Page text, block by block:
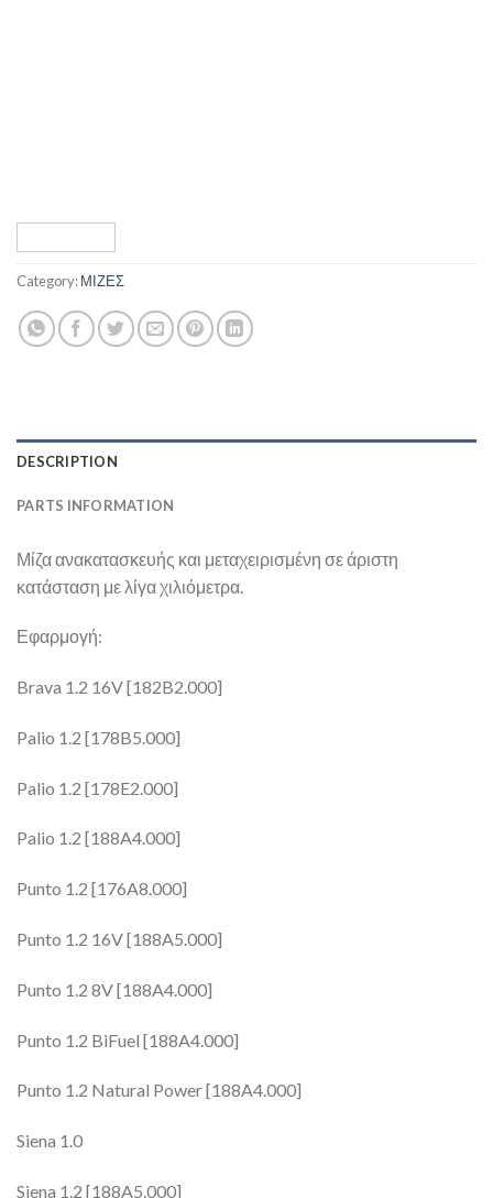
Category:ΜΙΖΕΣ
DESCRIPTION
PARTS INFORMATION
Μίζα ανακατασκευής και μεταχειρισμένη σε άριστη
κατάσταση με λίγα χιλιόμετρα.
Εφαρμογή:
Brava 1.2 16V [182B2.000]
Palio 1.2 [178B5.000]
Palio 1.2 [178E2.000]
Palio 1.2 [188A4.000]
Punto 1.2 [176A8.000]
Punto 1.2 16V [188A5.000]
Punto 1.2 8V [188A4.000]
Punto 1.2 BiFuel [188A4.000]
Punto 1.2 Natural Power [188A4.000]
Siena 1.0
Siena 1.2 [188A5.000]